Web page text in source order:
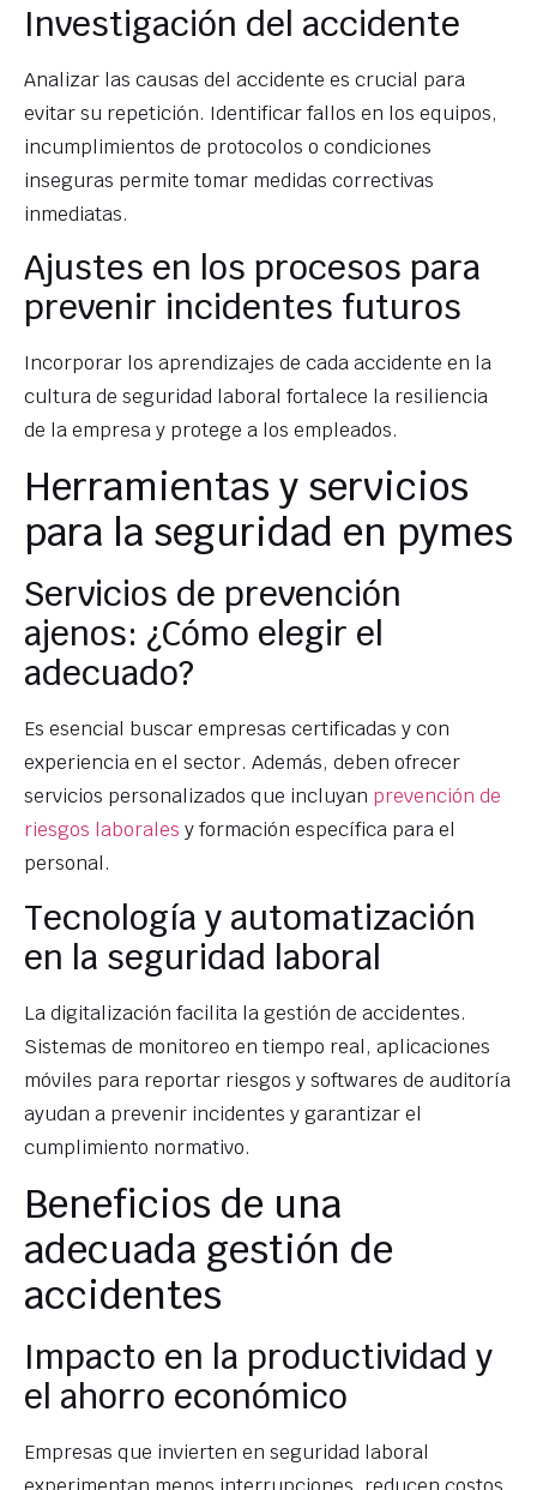
Investigación del accidente
Analizar las causas del accidente es crucial para
evitar su repetición. Identificar fallos en los equipos,
incumplimientos de protocolos o condiciones
inseguras permite tomar medidas correctivas
inmediatas.
Ajustes en los procesos para
prevenir incidentes futuros
Incorporar los aprendizajes de cada accidente en la
cultura de seguridad laboral fortalece la resiliencia
de la empresa y protege a los empleados.
Herramientas y servicios
para la seguridad en pymes
Servicios de prevención
ajenos: ¿Cómo elegir el
adecuado?
Es esencial buscar empresas certificadas y con
experiencia en el sector. Además, deben ofrecer
servicios personalizados que incluyan prevención de
riesgos laborales y formación específica para el
personal.
Tecnología y automatización
en la seguridad laboral
La digitalización facilita la gestión de accidentes.
Sistemas de monitoreo en tiempo real, aplicaciones
móviles para reportar riesgos y softwares de auditoría
ayudan a prevenir incidentes y garantizar el
cumplimiento normativo.
Beneficios de una
adecuada gestión de
accidentes
Impacto en la productividad y
el ahorro económico
Empresas que invierten en seguridad laboral